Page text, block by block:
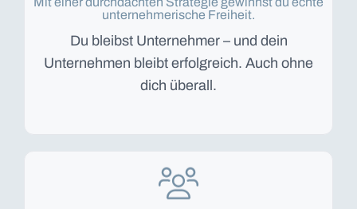
unternehmerische Freiheit.
Du bleibst Unternehmer – und dein
Unternehmen bleibt erfolgreich. Auch ohne
dich überall.